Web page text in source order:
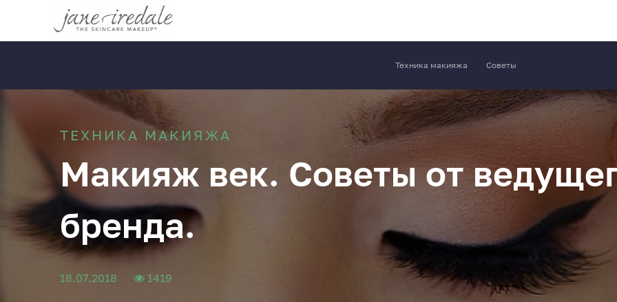
Техника макияжа Советы
ТЕХНИКА МАКИЯЖА
Макияж век. Советы от
бренда.
18.07.2018 1419